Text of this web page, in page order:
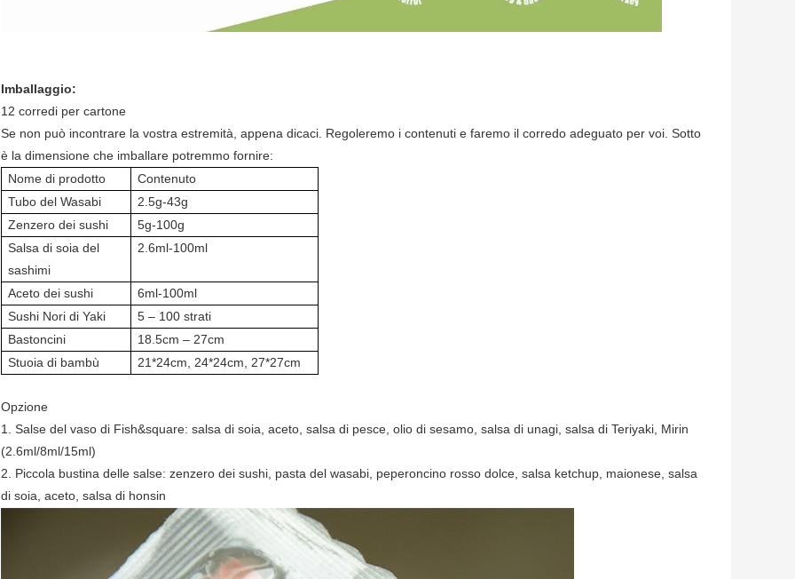
Imballaggio:
12 corredi per cartone
Se non può incontrare la vostra estremità, appena dicaci. Regoleremo i contenuti e faremo il corredo adeguato per voi. Sotto
è la dimensione che imballare potremmo fornire:
Nome di prodotto
Contenuto
Tubo del Wasabi
2.5g-43g
Zenzero dei sushi
5g-100g
Salsa di soia del
sashimi
2.6ml-100ml
Aceto dei sushi
6ml-100ml
Sushi Nori di Yaki
5 – 100 strati
Bastoncini
18.5cm – 27cm
Stuoia di bambù
21*24cm, 24*24cm, 27*27cm
Opzione
1. Salse del vaso di Fish&square: salsa di soia, aceto, salsa di pesce, olio di sesamo, salsa di unagi, salsa di Teriyaki, Mirin
(2.6ml/8ml/15ml)
2. Piccola bustina delle salse: zenzero dei sushi, pasta del wasabi, peperoncino rosso dolce, salsa ketchup, maionese, salsa
di soia, aceto, salsa di honsin